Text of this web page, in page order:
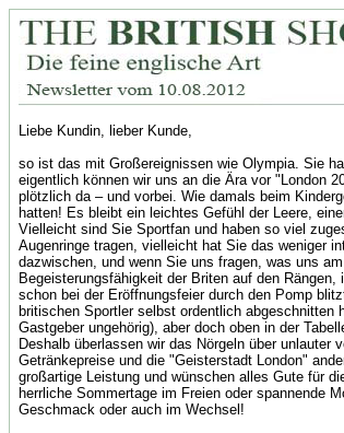
Liebe Kundin, lieber Kunde,
so ist das mit Großereignissen wie Olympia. Sie
eigentlich können wir uns an die Ära vor "London
plötzlich da – und vorbei. Wie damals beim
hatten! Es bleibt ein leichtes Gefühl der Leere,
Vielleicht sind Sie Sportfan und haben so viel
Augenringe tragen, vielleicht hat Sie das weniger
dazwischen, und wenn Sie uns fragen, was uns
Begeisterungsfähigkeit der Briten auf den
schon bei der Eröffnungsfeier durch den Pomp
britischen Sportler selbst ordentlich abgeschnitten
Gastgeber ungehörig), aber doch oben in der
Deshalb überlassen wir das Nörgeln über unlauter
Getränkepreise und die "Geisterstadt London"
großartige Leistung und wünschen alles Gute für
herrliche Sommertage im Freien oder spannende
Geschmack oder auch im Wechsel!